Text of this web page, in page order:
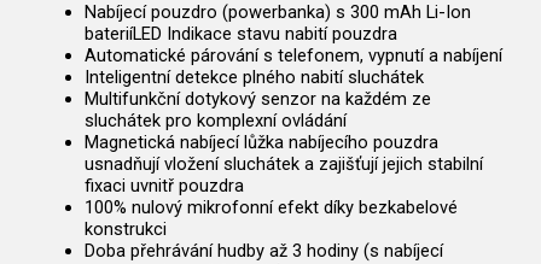
Nabíjecí pouzdro (powerbanka) s 300 mAh Li-Ion
bateriíLED Indikace stavu nabití pouzdra
Automatické párování s telefonem, vypnutí a nabíjení
Inteligentní detekce plného nabití sluchátek
Multifunkční dotykový senzor na každém ze
sluchátek pro komplexní ovládání
Magnetická nabíjecí lůžka nabíjecího pouzdra
usnadňují vložení sluchátek a zajišťují jejich stabilní
fixaci uvnitř pouzdra
100% nulový mikrofonní efekt díky bezkabelové
konstrukci
Doba přehrávání hudby až 3 hodiny (s nabíjecí